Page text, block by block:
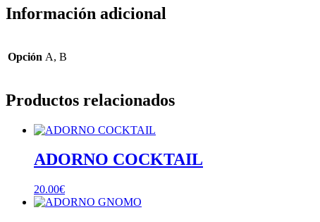
Información adicional
Opción A, B
Productos relacionados
ADORNO COCKTAIL
20.00€